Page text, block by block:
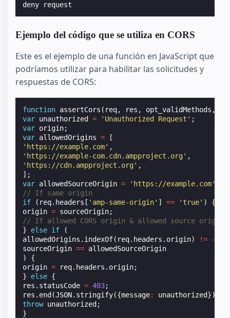
Ejemplo del código que se utiliza en CORS
Este es el ejemplo de una función en JavaScript que
podríamos utilizar para habilitar las solicitudes y
respuestas de CORS:
function assertCors ( req, res , opt_validMethods ,
var unauthorized = 'Unauthorized Request' ;
var origin;
var allowedOrigins =
[
'https://example.com' ,
'https://example-com.cdn.ampproject.org' ,
'https://cdn.ampproject.org' ,
];
var allowedSourceOrigin = 'https://example.com'
// If same origin
if
( req. headers [ 'amp-same-origin' ] == 'true' )
{
origin = sourceOrigin;
// If allowed CORS origin & allowed source origin
}
else if
(
allowedOrigins . indexOf( req. headers . origin) != -
sourceOrigin == allowedSourceOrigin
)
{
origin = req. headers . origin;
}
else {
res . statusCode = 403;
res . end (JSON. stringify({message: unauthorized}));
throw unauthorized ;
}